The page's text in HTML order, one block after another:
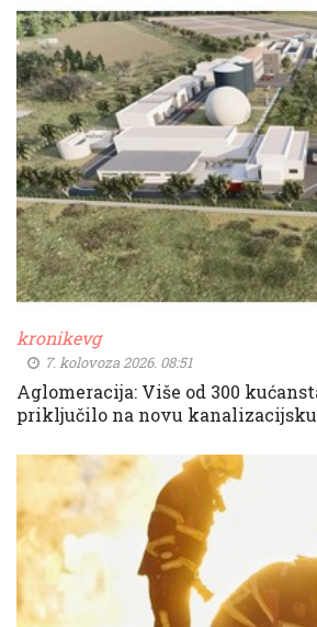
kronikevg
7. kolovoza 2026. 08:51
Aglomeracija: Više od 300
priključilo na novu